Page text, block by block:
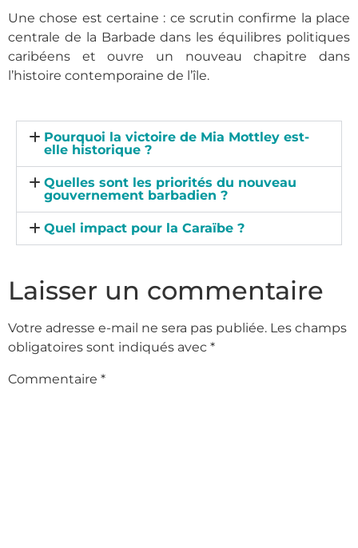
Une chose est certaine : ce scrutin confirme la place
centrale de la Barbade dans les équilibres politiques
caribéens et ouvre un nouveau chapitre dans
l’histoire contemporaine de l’île.
Pourquoi la victoire de Mia Mottley est-
elle historique ?
Quelles sont les priorités du nouveau
gouvernement barbadien ?
Quel impact pour la Caraïbe ?
Laisser un commentaire
Votre adresse e-mail ne sera pas publiée. Les champs
obligatoires sont indiqués avec *
Commentaire *